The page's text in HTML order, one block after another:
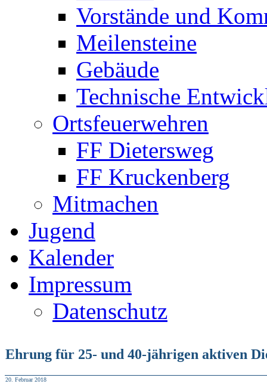
Vorstände und
Meilensteine
Gebäude
Technische
Ortsfeuerwehren
FF Dietersweg
FF Kruckenberg
Mitmachen
Jugend
Kalender
Impressum
Datenschutz
Ehrung für 25- und 40-jährigen aktiven
20. Februar 2018